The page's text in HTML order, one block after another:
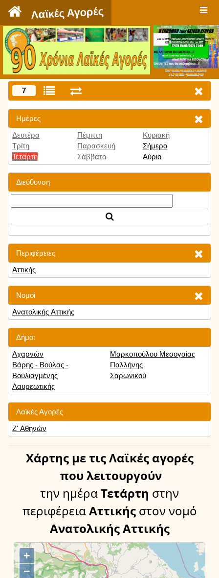
Λαϊκές Αγορές
Πατήστε εδώ για να δείτε την εκπομπή
την Τρίτη 9:00 μμ και κάθε Τρίτη
7
Ημέρες
Δευτέρα
Τρίτη
Τετάρτη
Πέμπτη
Παρασκευή
Σάββατο
Κυριακή
Σήμερα
Αύριο
Διεύθυνση
Περιφέρειες
Αττικής
Νομοί
Ανατολικής Αττικής
Δήμοι
Αχαρνών
Βάρης - Βούλας -
Βουλιαγμένης
Λαυρεωτικής
Μαρκοπούλου Μεσογαίας
Παλλήνης
Σαρωνικού
Λαϊκές Αγορές
Ζ' Αθηνών
Χάρτης με τις Λαϊκές αγορές
που λειτουργούν
την ημέραΤετάρτη στην
περιφέρειαΑττικής στον νομό
Ανατολικής Αττικής
+
−